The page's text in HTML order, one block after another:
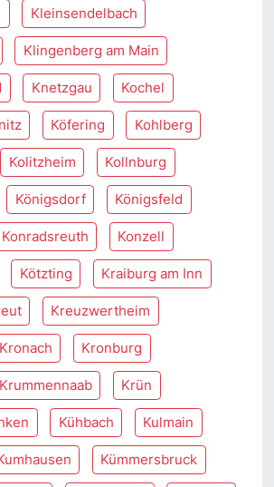
Kleinsendelbach
Klingenberg am Main
Knetzgau Kochel
Köfering Kohlberg
Kolitzheim Kollnburg
Königsdorf Königsfeld
Konradsreuth Konzell
Kötzting Kraiburg am Inn
Kreuzwertheim
Kronach Kronburg
Krummennaab Krün
Kühbach Kulmain
Kümmersbruck